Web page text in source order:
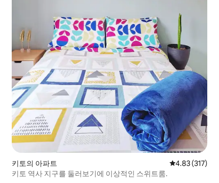
키토의 아파트 평점 4.83점(5
4.83 (317)
키토 역사 지구를 둘러보기에 이상적인 스위트룸.